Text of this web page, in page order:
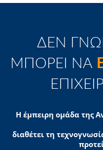
ΔΕΝ
ΜΠΟΡΕΙ ΝΑ
Η έμπειρη ομάδα της
διαθέτει τη